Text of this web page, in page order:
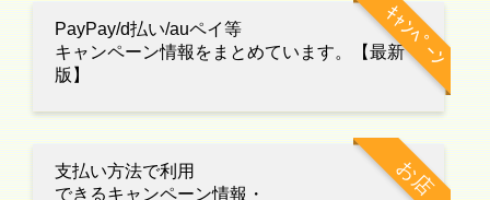
ｷｬﾝﾍﾟｰﾝ
PayPay/d払い/auペイ等
キャンペーン情報をまとめています。【最新
版】
お店
支払い方法で利用
できるキャンペーン情報・